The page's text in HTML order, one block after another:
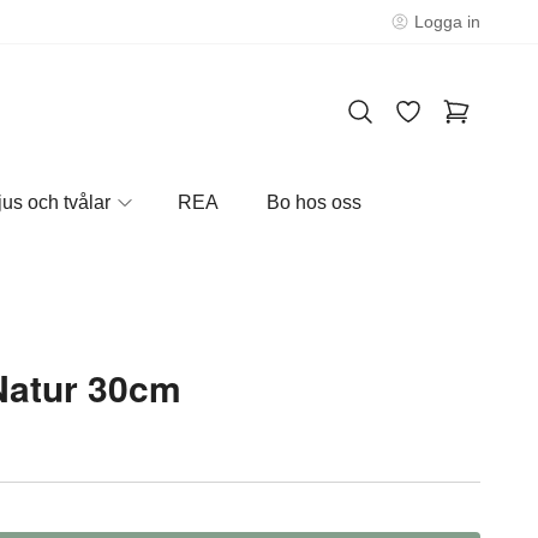
Logga in
och tvålar REA Bo hos oss
30cm